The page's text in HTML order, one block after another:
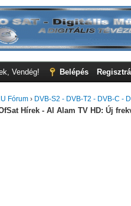
Vendég! Belépés
Fórum › DVB-S2 - DVB-T2 - DVB-C -
Hírek - Al Alam TV HD: Új